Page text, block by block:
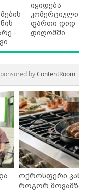
-
იყიდება
კომერციული
ფართი დიდ
დიღომში
byContentRoom
ოქროსფერი კანი
როგორ